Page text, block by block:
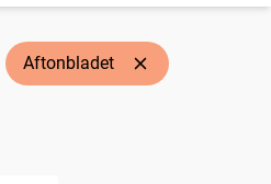
Aftonbladet